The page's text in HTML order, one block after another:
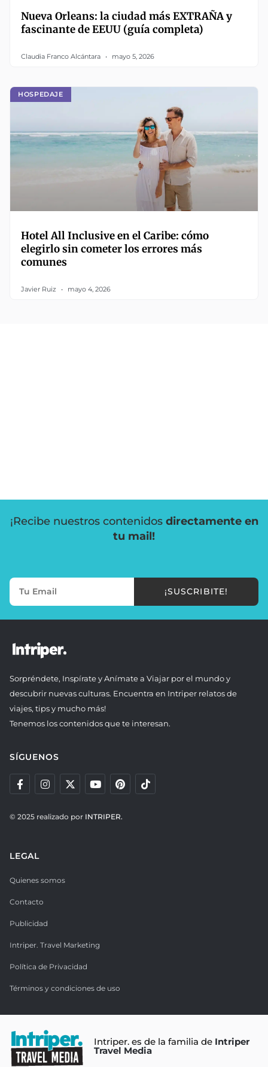
Nueva Orleans: la ciudad más EXTRAÑA y
fascinante de EEUU (guía completa)
Claudia Franco Alcántara mayo 5, 2026
HOSPEDAJE
Hotel All Inclusive en el Caribe: cómo
elegirlo sin cometer los errores más
comunes
Javier Ruiz mayo 4, 2026
¡Recibe nuestros contenidos directamente en
tu mail!
¡SUSCRIBITE!
Sorpréndete, Inspírate y Anímate a Viajar por el mundo y
descubrir nuevas culturas. Encuentra en Intriper relatos de
viajes, tips y mucho más!
Tenemos los contenidos que te interesan.
SÍGUENOS
© 2025 realizado por INTRIPER.
LEGAL
Quienes somos
Contacto
Publicidad
Intriper. Travel Marketing
Política de Privacidad
Términos y condiciones de uso
Intriper. es de la familia de Intriper
Travel Media